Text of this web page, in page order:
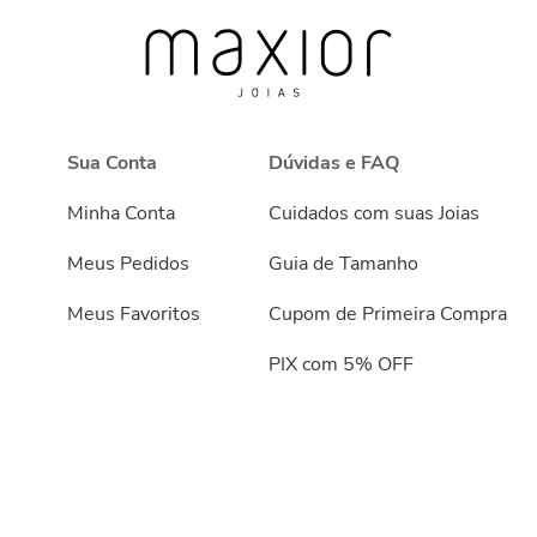
Sua Conta
Minha Conta
Meus Pedidos
Meus Favoritos
Dúvidas e FAQ
Cuidados com suas Joias
Guia de Tamanho
Cupom de Primeira Compra
PIX com 5% OFF